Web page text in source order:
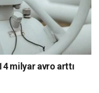
milyar avro arttı